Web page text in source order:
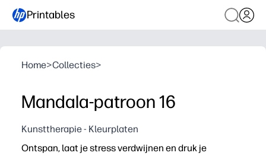
Printables
Home>Collecties>
Mandala-patroon 16
Kunsttherapie - Kleurplaten
Ontspan, laat je stress verdwijnen en druk je